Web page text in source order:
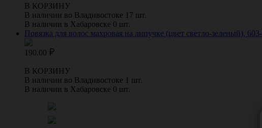
В КОРЗИНУ
В наличии во Владивостоке 17 шт.
В наличии в Хабаровске 0 шт.
Повязка для волос махровая на липучке (цвет светло-зеленый),
190.00
В КОРЗИНУ
В наличии во Владивостоке 1 шт.
В наличии в Хабаровске 0 шт.